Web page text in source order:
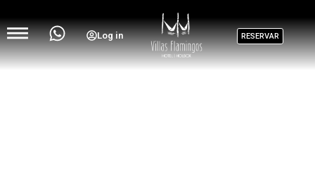
Log in RESERVAR